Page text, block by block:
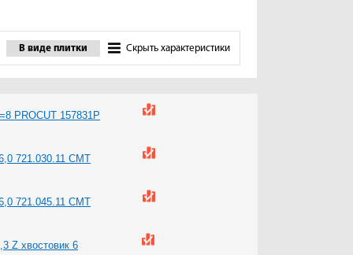
Скрыть характеристики
В виде плитки
PROCUT 157831P
721.030.11 CMT
721.045.11 CMT
Z хвостовик 6